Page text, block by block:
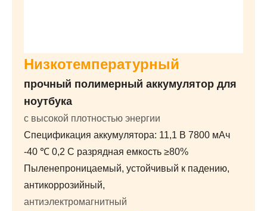
Низкотемпературный
прочный полимерный аккумулятор для
ноутбука
с высокой плотностью энергии
Спецификация аккумулятора: 11,1 В 7800 мАч
-40 ℃ 0,2 C разрядная емкость ≥80%
Пыленепроницаемый, устойчивый к падению,
антикоррозийный,
антиэлектромагнитный